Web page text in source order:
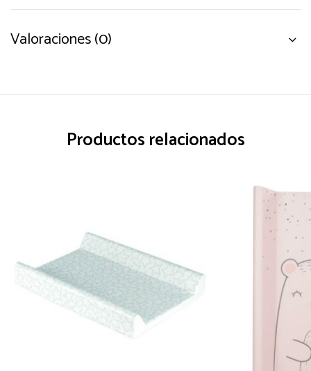
Valoraciones (0)
Productos relacionados